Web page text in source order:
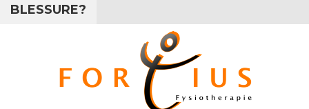
BLESSURE?